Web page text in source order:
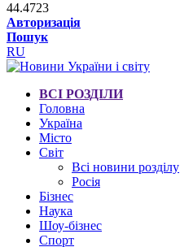
44.4723
Авторизація
Пошук
RU
ВСІ РОЗДІЛИ
Головна
Україна
Місто
Світ
Всі новини розділу
Росія
Бізнес
Наука
Шоу-бізнес
Спорт